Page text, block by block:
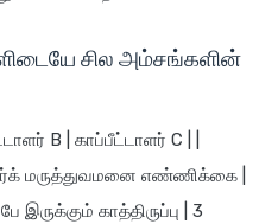
சில அம்சங்களின்
B | காப்பீட்டாளர் C | |
மருத்துவமனை எண்ணிக்கை |
இருக்கும் காத்திருப்பு | 3